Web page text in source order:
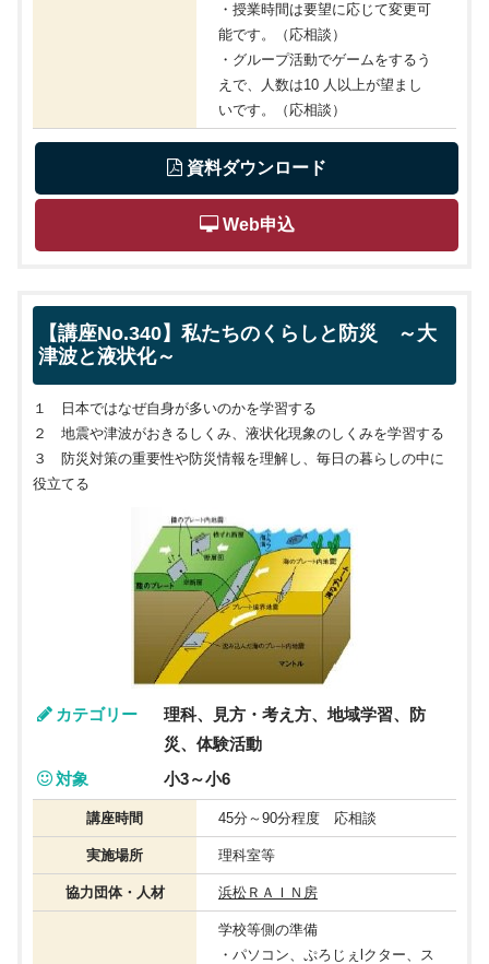
・授業時間は要望に応じて変更可
能です。（応相談）
・グループ活動でゲームをするう
えで、人数は10 人以上が望まし
いです。（応相談）
資料ダウンロード
Web申込
【講座No.340】私たちのくらしと防災 ～大
津波と液状化～
１ 日本ではなぜ自身が多いのかを学習する
２ 地震や津波がおきるしくみ、液状化現象のしくみを学習する
３ 防災対策の重要性や防災情報を理解し、毎日の暮らしの中に
役立てる
カテゴリー
理科、見方・考え方、地域学習、防
災、体験活動
対象
小3～小6
講座時間 45分～90分程度 応相談
実施場所 理科室等
協力団体・人材 浜松ＲＡＩＮ房
学校等側の準備
・パソコン、ぷろじぇlクター、ス